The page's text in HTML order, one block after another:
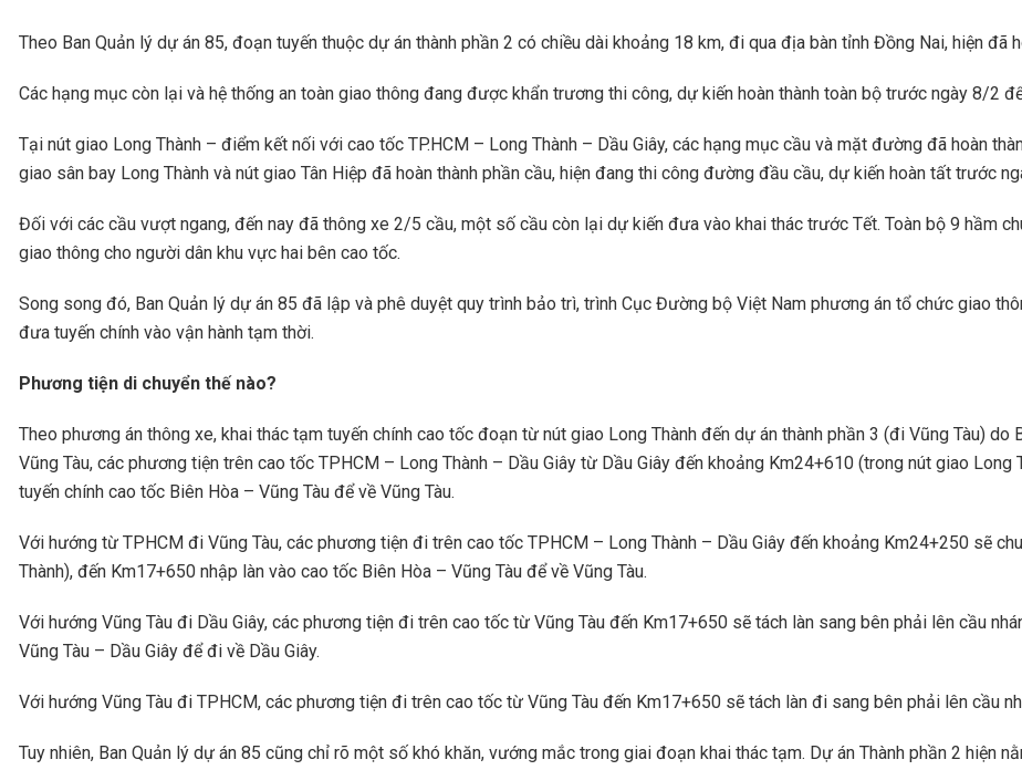
Theo Ban Quản lý dự án 85, đoạn tuyến thuộc dự án thành phần 2 có chiều dài khoảng 18 km, đi qua địa bàn tỉnh Đồng Nai, hiện
Các hạng mục còn lại và hệ thống an toàn giao thông đang được khẩn trương thi công, dự kiến hoàn thành toàn bộ trước ngày 8/2
Tại nút giao Long Thành – điểm kết nối với cao tốc TP.HCM – Long Thành – Dầu Giây, các hạng mục cầu và mặt đường đã hoàn
giao sân bay Long Thành và nút giao Tân Hiệp đã hoàn thành phần cầu, hiện đang thi công đường đầu cầu, dự kiến hoàn tất trước
Đối với các cầu vượt ngang, đến nay đã thông xe 2/5 cầu, một số cầu còn lại dự kiến đưa vào khai thác trước Tết. Toàn bộ 9 hầm
giao thông cho người dân khu vực hai bên cao tốc.
Song song đó, Ban Quản lý dự án 85 đã lập và phê duyệt quy trình bảo trì, trình Cục Đường bộ Việt Nam phương án tổ chức giao
đưa tuyến chính vào vận hành tạm thời.
Phương tiện di chuyển thế nào?
Theo phương án thông xe, khai thác tạm tuyến chính cao tốc đoạn từ nút giao Long Thành đến dự án thành phần 3 (đi Vũng Tàu)
Vũng Tàu, các phương tiện trên cao tốc TPHCM – Long Thành – Dầu Giây từ Dầu Giây đến khoảng Km24+610 (trong nút giao Long
tuyến chính cao tốc Biên Hòa – Vũng Tàu để về Vũng Tàu.
Với hướng từ TPHCM đi Vũng Tàu, các phương tiện đi trên cao tốc TPHCM – Long Thành – Dầu Giây đến khoảng Km24+250 sẽ
Thành), đến Km17+650 nhập làn vào cao tốc Biên Hòa – Vũng Tàu để về Vũng Tàu.
Với hướng Vũng Tàu đi Dầu Giây, các phương tiện đi trên cao tốc từ Vũng Tàu đến Km17+650 sẽ tách làn sang bên phải lên cầu
Vũng Tàu – Dầu Giây để đi về Dầu Giây.
Với hướng Vũng Tàu đi TPHCM, các phương tiện đi trên cao tốc từ Vũng Tàu đến Km17+650 sẽ tách làn đi sang bên phải lên cầu
Tuy nhiên, Ban Quản lý dự án 85 cũng chỉ rõ một số khó khăn, vướng mắc trong giai đoạn khai thác tạm. Dự án Thành phần 2 hiện